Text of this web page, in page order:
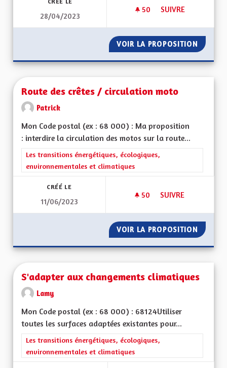
28/04/2023
50 50 ABONNÉS
SUIVRE
VOIR LA PROPOSITION
Route des crêtes / circulation moto
Patrick
Mon Code postal (ex : 68 000) : Ma proposition
: interdire la circulation des motos sur la route...
Filtrer les résultats de la catégorie : Les transitions
Les transitions énergétiques, écologiques,
environnementales et climatiques
CRÉÉ LE
11/06/2023
50 50 ABONNÉS
SUIVRE
VOIR LA PROPOSITION
S'adapter aux changements climatiques
Lamy
Mon Code postal (ex : 68 000) : 68124Utiliser
toutes les surfaces adaptées existantes pour...
Filtrer les résultats de la catégorie : Les transitions
Les transitions énergétiques, écologiques,
environnementales et climatiques